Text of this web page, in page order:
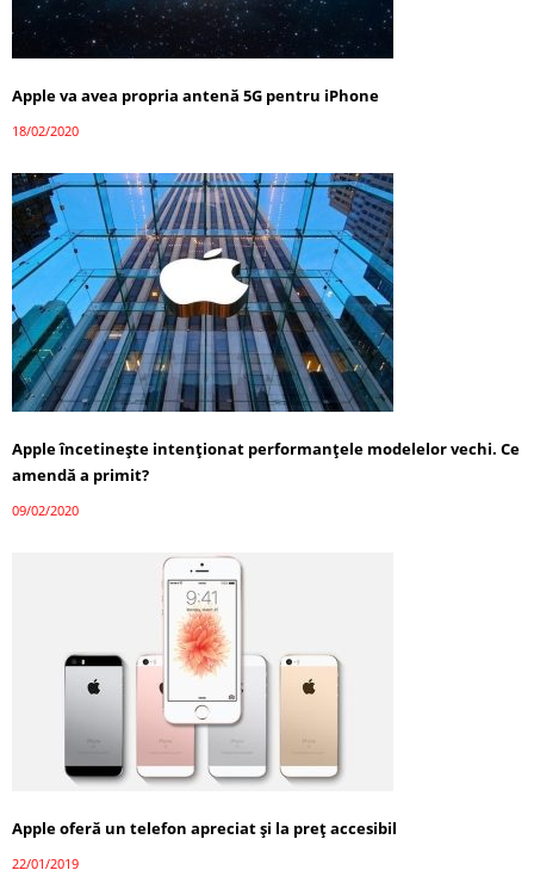
Apple va avea propria antenă 5G pentru iPhone
18/02/2020
Apple încetinește intenționat performanțele modelelor vechi. Ce
amendă a primit?
09/02/2020
Apple oferă un telefon apreciat şi la preţ accesibil
22/01/2019